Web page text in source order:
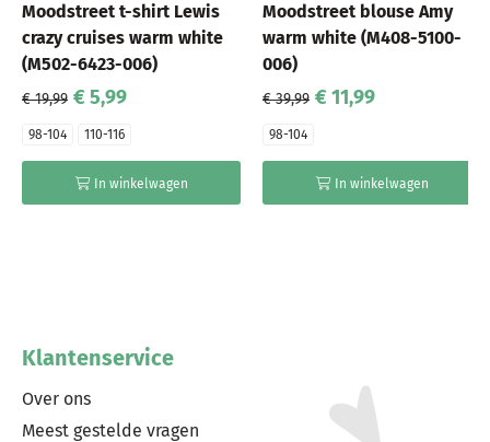
Moodstreet t-shirt Lewis
crazy cruises warm white
(M502-6423-006)
€ 19,99 € 5,99
98-104 110-116
In winkelwagen
Moodstreet blouse Amy
warm white (M408-5100-
006)
€ 39,99 € 11,99
98-104
In winkelwagen
Klantenservice
Over ons
Meest gestelde vragen